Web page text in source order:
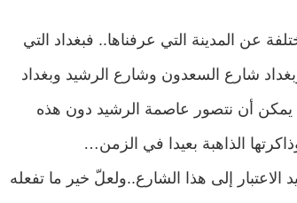
عن المدينة التي عرفناها.. فبغداد التي
شارع السعدون وشارع الرشيد وبغداد
يمكن أن نتصور عاصمة الرشيد دون هذه
الذاهبة بعيدا في الزمن…
الاعتبار إلى هذا الشارع..ولعلّ خير ما تفعله